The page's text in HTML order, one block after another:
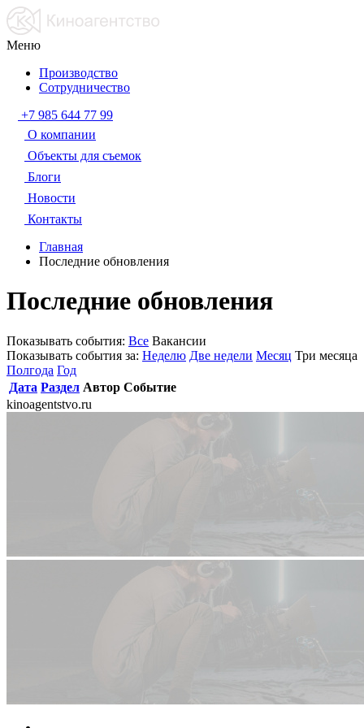
Меню
Производство
Сотрудничество
+7 985 644 77 99
О компании
Объекты для съемок
Блоги
Новости
Контакты
Главная
Последние обновления
Последние обновления
Показывать события: Все Вакансии
Показывать события за: Неделю Две недели Месяц Три месяца
Полгода Год
Дата Раздел Автор Событие
kinoagentstvo.ru